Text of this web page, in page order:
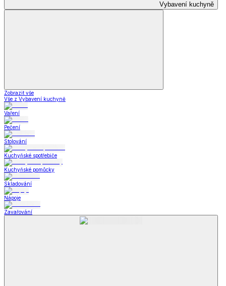
Vybavení kuchyně
Zobrazit vše
Vše z Vybavení kuchyně
Vaření
Pečení
Stolování
Kuchyňské spotřebiče
Kuchyňské pomůcky
Skladování
Nápoje
Zavařování